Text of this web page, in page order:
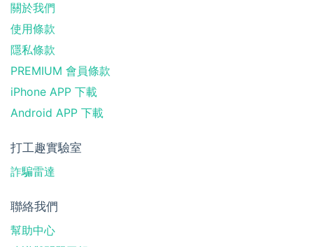
關於我們
使用條款
隱私條款
PREMIUM 會員條款
iPhone APP 下載
Android APP 下載
打工趣實驗室
詐騙雷達
聯絡我們
幫助中心